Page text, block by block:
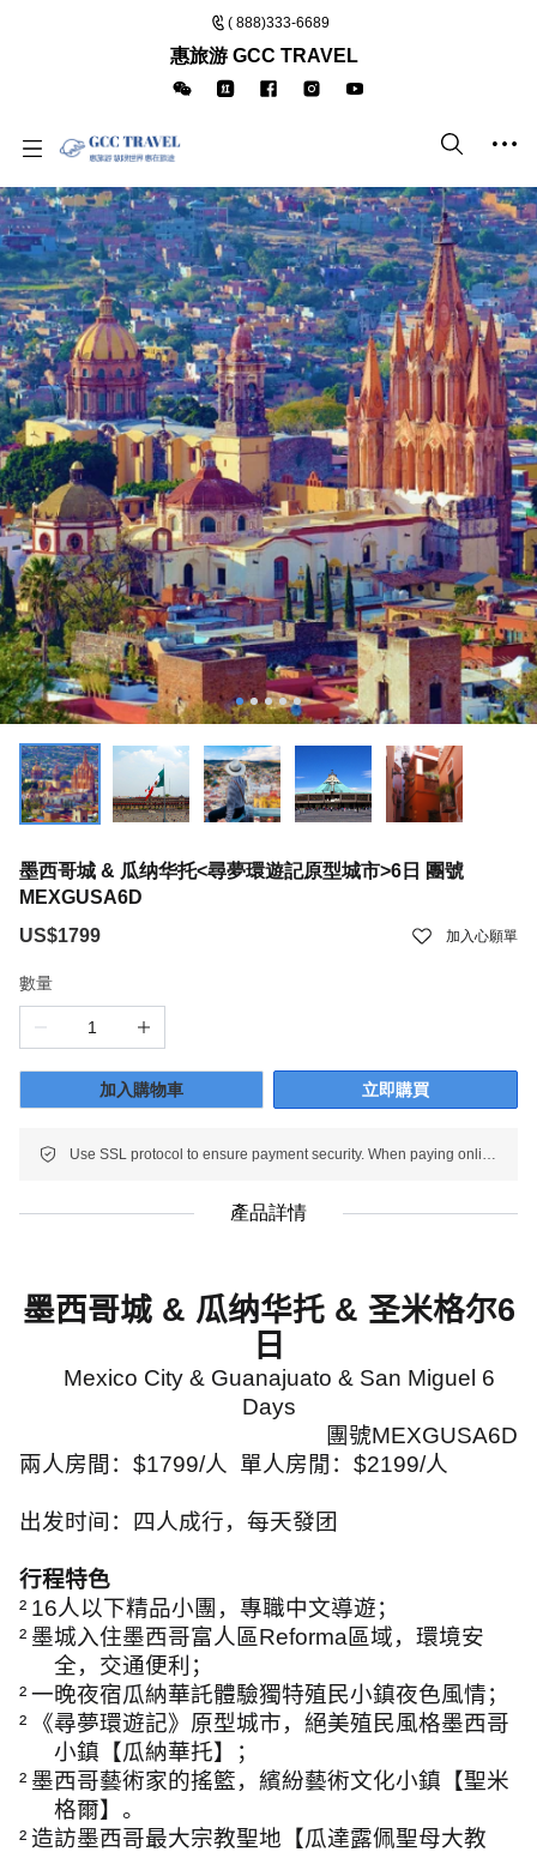
( 888)333-6689
惠旅游 GCC TRAVEL
墨西哥城 & 瓜纳华托<尋夢環遊記原型城市>6日 團號
MEXGUSA6D
US$1799
加入心願單
數量
加入購物車 立即購買
Use SSL protocol to ensure payment security. When paying online, your payment information is protected.
產品詳情
墨西哥城& 瓜纳华托& 圣米格尔6
日
Mexico City & Guanajuato & San Miguel 6
Days
團號MEXGUSA6D
兩人房間： $1799/人 單人房閒： $2199/人
出发时间：四人成行，每天發团
行程特色
² 16人以下精品小團，專職中文導遊；
² 墨城入住墨西哥富人區Reforma區域，環境安
全，交通便利；
²一晚夜宿瓜納華託體驗獨特殖民小鎮夜色風情；
²
《尋夢環遊記》原型城市，絕美殖民風格墨西哥
小鎮【瓜納華托】；
² 墨西哥藝術家的搖籃，繽紛藝術文化小鎮【聖米
格爾】。
²造訪墨西哥最大宗教聖地【瓜達露佩聖母大教